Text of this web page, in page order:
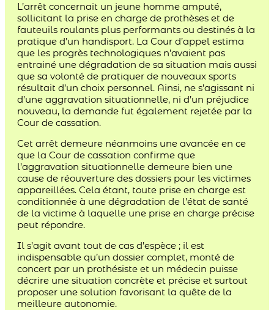
L’arrêt concernait un jeune homme amputé,
sollicitant la prise en charge de prothèses et de
fauteuils roulants plus performants ou destinés à la
pratique d’un handisport. La Cour d’appel estima
que les progrès technologiques n’avaient pas
entrainé une dégradation de sa situation mais aussi
que sa volonté de pratiquer de nouveaux sports
résultait d’un choix personnel. Ainsi, ne s’agissant ni
d’une aggravation situationnelle, ni d’un préjudice
nouveau, la demande fut également rejetée par la
Cour de cassation.
Cet arrêt demeure néanmoins une avancée en ce
que la Cour de cassation confirme que
l’aggravation situationnelle demeure bien une
cause de réouverture des dossiers pour les victimes
appareillées. Cela étant, toute prise en charge est
conditionnée à une dégradation de l’état de santé
de la victime à laquelle une prise en charge précise
peut répondre.
Il s’agit avant tout de cas d’espèce ; il est
indispensable qu’un dossier complet, monté de
concert par un prothésiste et un médecin puisse
décrire une situation concrète et précise et surtout
proposer une solution favorisant la quête de la
meilleure autonomie.